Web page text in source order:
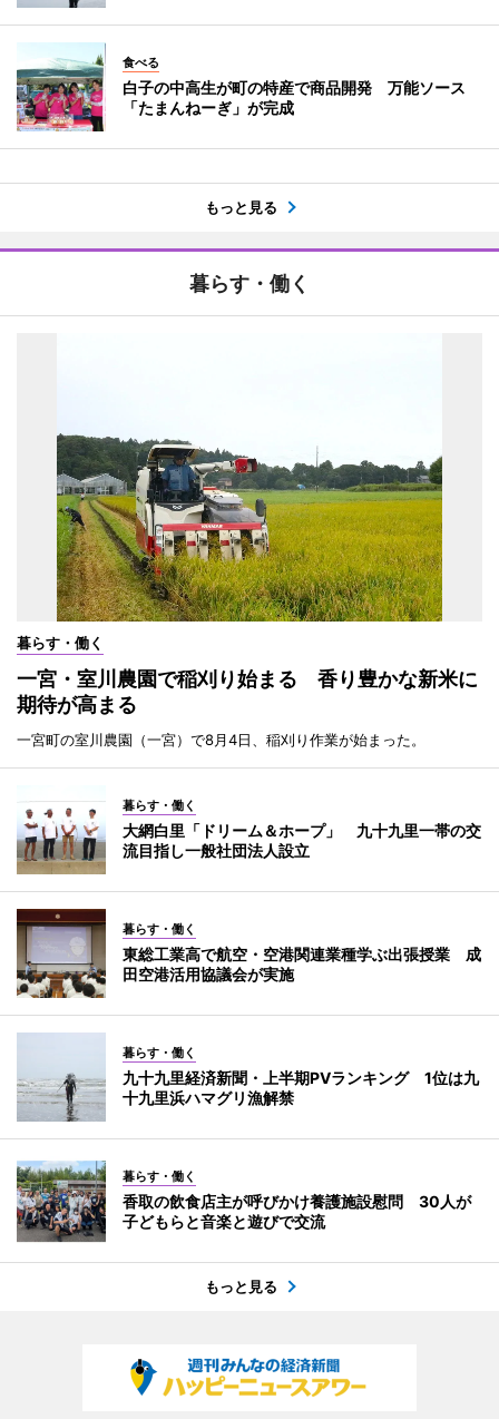
食べる
白子の中高生が町の特産で商品開発 万能ソース
「たまんねーぎ」が完成
もっと見る
暮らす・働く
暮らす・働く
一宮・室川農園で稲刈り始まる 香り豊かな新米に
期待が高まる
一宮町の室川農園（一宮）で8月4日、稲刈り作業が始まった。
暮らす・働く
大網白里「ドリーム＆ホープ」 九十九里一帯の交
流目指し一般社団法人設立
暮らす・働く
東総工業高で航空・空港関連業種学ぶ出張授業 成
田空港活用協議会が実施
暮らす・働く
九十九里経済新聞・上半期PVランキング 1位は九
十九里浜ハマグリ漁解禁
暮らす・働く
香取の飲食店主が呼びかけ養護施設慰問 30人が
子どもらと音楽と遊びで交流
もっと見る